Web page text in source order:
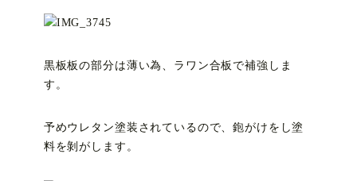
黒板板の部分は薄い為、ラワン合板で補強しま
す。
予めウレタン塗装されているので、鉋がけをし塗
料を剝がします。